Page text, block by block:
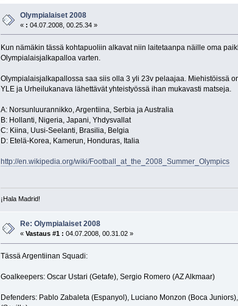
Olympialaiset 2008
« : 04.07.2008, 00.25.34 »
Kun nämäkin tässä kohtapuoliin alkavat niin laitetaanpa näille oma
Olympialaisjalkapalloa varten.
Olympialaisjalkapallossa saa siis olla 3 yli 23v pelaajaa. Miehistöissä
YLE ja Urheilukanava lähettävät yhteistyössä ihan mukavasti matseja.
A: Norsunluurannikko, Argentiina, Serbia ja Australia
B: Hollanti, Nigeria, Japani, Yhdysvallat
C: Kiina, Uusi-Seelanti, Brasilia, Belgia
D: Etelä-Korea, Kamerun, Honduras, Italia
http://en.wikipedia.org/wiki/Football_at_the_2008_Summer_Olympics
¡Hala Madrid!
Re: Olympialaiset 2008
«Vastaus #1 : 04.07.2008, 00.31.02 »
Tässä Argentiinan Squadi:
Goalkeepers: Oscar Ustari (Getafe), Sergio Romero (AZ Alkmaar)
Defenders: Pablo Zabaleta (Espanyol), Luciano Monzon (Boca